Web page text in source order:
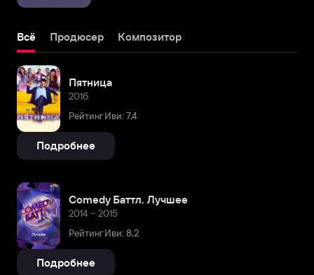
Всё Продюсер Композитор
Пятница
2016
Рейтинг Иви: 7,4
Подробнее
Comedy Баттл. Лучшее
2014 – 2015
Рейтинг Иви: 8,2
Подробнее